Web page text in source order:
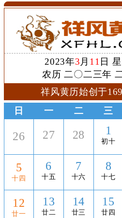
2023年3 月 11 日
农历 二〇二三年
祥风黄历始创于
日
一 二 三
26 27 28 1
初十
5
十四
6
十五
7
十六
8
十七
12
廿一
13
廿二
14
廿三
15
廿四